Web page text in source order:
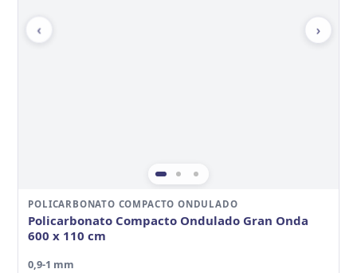
‹ ›
POLICARBONATO COMPACTO ONDULADO
Policarbonato Compacto Ondulado Gran Onda
600 x 110 cm
0,9-1 mm